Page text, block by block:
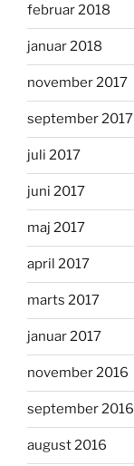
februar 2018
januar 2018
november 2017
september 2017
juli 2017
juni 2017
maj 2017
april 2017
marts 2017
januar 2017
november 2016
september 2016
august 2016